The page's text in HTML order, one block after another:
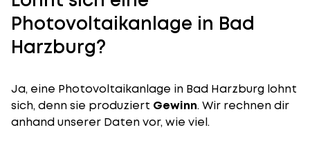
Photovoltaikanlage in Bad
Harzburg?
Ja, eine Photovoltaikanlage in Bad Harzburg lohnt
sich, denn sie produziert Gewinn. Wir rechnen dir
anhand unserer Daten vor, wie viel.